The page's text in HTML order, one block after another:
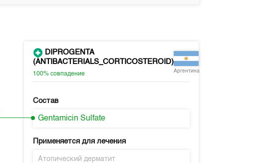
DIPROGENTA
(ANTIBACTERIALS_CORTICOSTEROID)
100% совпадение Аргентина
Состав
Gentamicin Sulfate
Применяется для лечения
Атопический дерматит